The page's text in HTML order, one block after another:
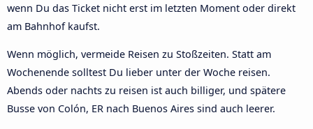
wenn Du das Ticket nicht erst im letzten Moment oder direkt
am Bahnhof kaufst.
Wenn möglich, vermeide Reisen zu Stoßzeiten. Statt am
Wochenende solltest Du lieber unter der Woche reisen.
Abends oder nachts zu reisen ist auch billiger, und spätere
Busse von Colón, ER nach Buenos Aires sind auch leerer.